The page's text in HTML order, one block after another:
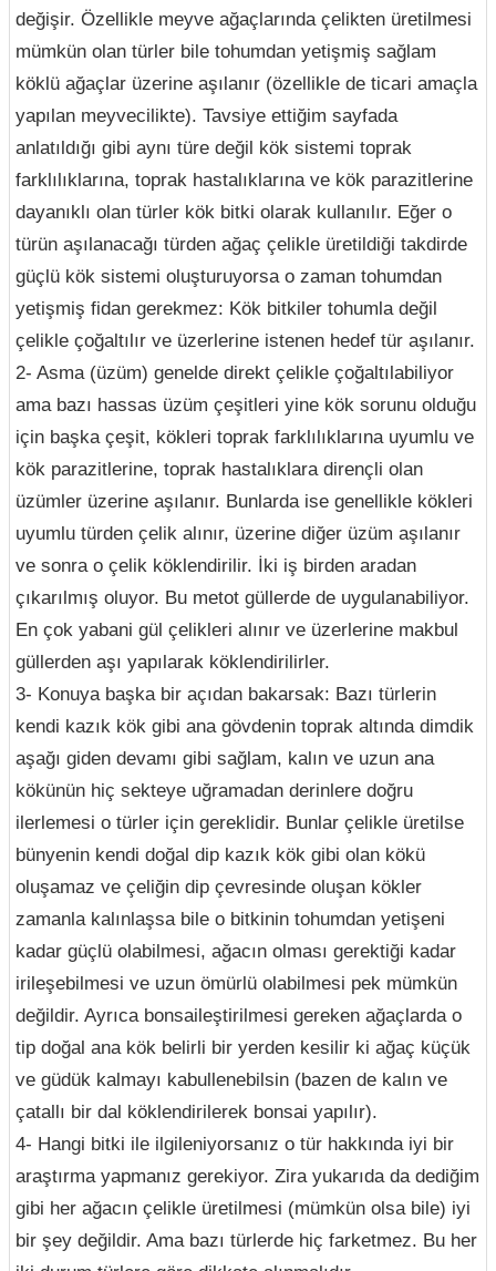
değişir. Özellikle meyve ağaçlarında çelikten üretilmesi
mümkün olan türler bile tohumdan yetişmiş sağlam
köklü ağaçlar üzerine aşılanır (özellikle de ticari amaçla
yapılan meyvecilikte). Tavsiye ettiğim sayfada
anlatıldığı gibi aynı türe değil kök sistemi toprak
farklılıklarına, toprak hastalıklarına ve kök parazitlerine
dayanıklı olan türler kök bitki olarak kullanılır. Eğer o
türün aşılanacağı türden ağaç çelikle üretildiği takdirde
güçlü kök sistemi oluşturuyorsa o zaman tohumdan
yetişmiş fidan gerekmez: Kök bitkiler tohumla değil
çelikle çoğaltılır ve üzerlerine istenen hedef tür aşılanır.
2- Asma (üzüm) genelde direkt çelikle çoğaltılabiliyor
ama bazı hassas üzüm çeşitleri yine kök sorunu olduğu
için başka çeşit, kökleri toprak farklılıklarına uyumlu ve
kök parazitlerine, toprak hastalıklara dirençli olan
üzümler üzerine aşılanır. Bunlarda ise genellikle kökleri
uyumlu türden çelik alınır, üzerine diğer üzüm aşılanır
ve sonra o çelik köklendirilir. İki iş birden aradan
çıkarılmış oluyor. Bu metot güllerde de uygulanabiliyor.
En çok yabani gül çelikleri alınır ve üzerlerine makbul
güllerden aşı yapılarak köklendirilirler.
3- Konuya başka bir açıdan bakarsak: Bazı türlerin
kendi kazık kök gibi ana gövdenin toprak altında dimdik
aşağı giden devamı gibi sağlam, kalın ve uzun ana
kökünün hiç sekteye uğramadan derinlere doğru
ilerlemesi o türler için gereklidir. Bunlar çelikle üretilse
bünyenin kendi doğal dip kazık kök gibi olan kökü
oluşamaz ve çeliğin dip çevresinde oluşan kökler
zamanla kalınlaşsa bile o bitkinin tohumdan yetişeni
kadar güçlü olabilmesi, ağacın olması gerektiği kadar
irileşebilmesi ve uzun ömürlü olabilmesi pek mümkün
değildir. Ayrıca bonsaileştirilmesi gereken ağaçlarda o
tip doğal ana kök belirli bir yerden kesilir ki ağaç küçük
ve güdük kalmayı kabullenebilsin (bazen de kalın ve
çatallı bir dal köklendirilerek bonsai yapılır).
4- Hangi bitki ile ilgileniyorsanız o tür hakkında iyi bir
araştırma yapmanız gerekiyor. Zira yukarıda da dediğim
gibi her ağacın çelikle üretilmesi (mümkün olsa bile) iyi
bir şey değildir. Ama bazı türlerde hiç farketmez. Bu her